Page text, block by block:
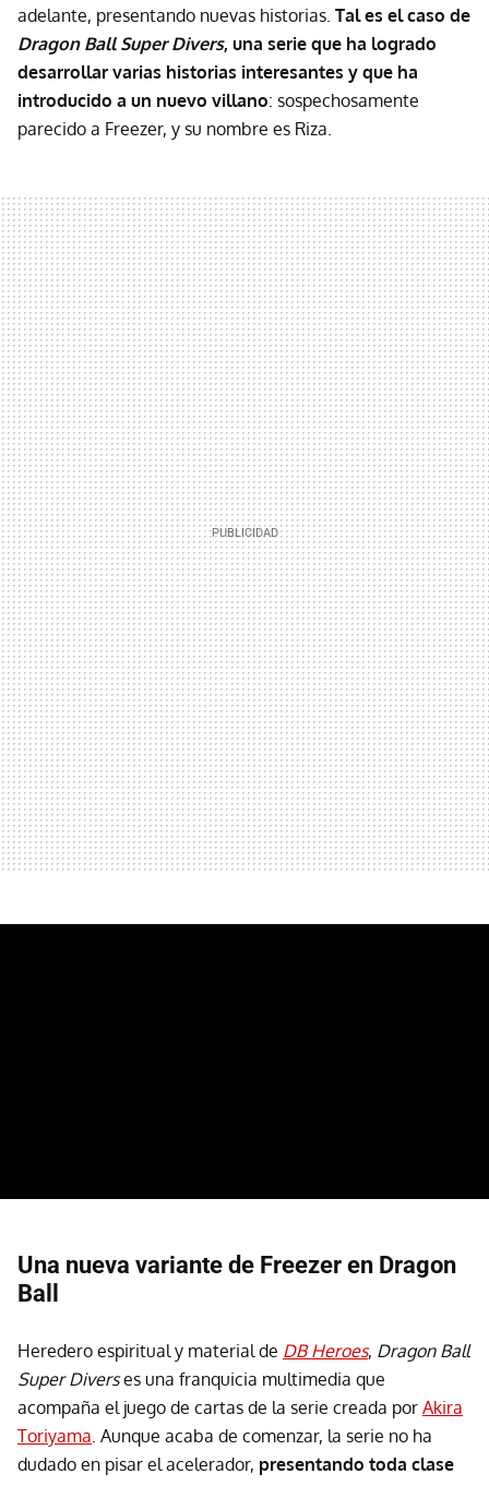
adelante, presentando nuevas historias. Tal es el caso de
Dragon Ball Super Divers, una serie que ha logrado
desarrollar varias historias interesantes y que ha
introducido a un nuevo villano: sospechosamente
parecido a Freezer, y su nombre es Riza.
Una nueva variante de Freezer en Dragon
Ball
Heredero espiritual y material de DB Heroes, Dragon Ball
Super Diverses una franquicia multimedia que
acompaña el juego de cartas de la serie creada por Akira
Toriyama. Aunque acaba de comenzar, la serie no ha
dudado en pisar el acelerador, presentando toda clase